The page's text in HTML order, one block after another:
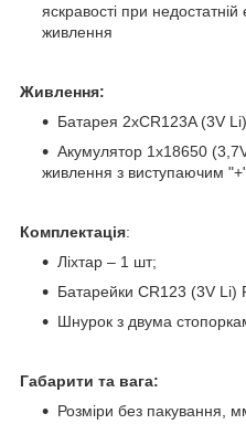
яскравості при
живлення
Живлення:
Батарея 2xCR123A (3V
Акумулятор 1х18650
живлення з виступаючим
Комплектація:
Ліхтар – 1 шт;
Батарейки CR123 (3V Li)
Шнурок з двума
Габарити та вага:
Розміри без пакування,